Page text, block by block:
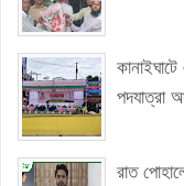
পদযাত্রা
রাত